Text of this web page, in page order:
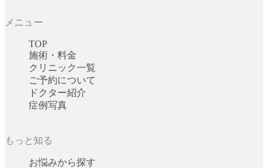
メニュー
TOP
施術・料金
クリニック一覧
ご予約について
ドクター紹介
症例写真
もっと知る
お悩みから探す